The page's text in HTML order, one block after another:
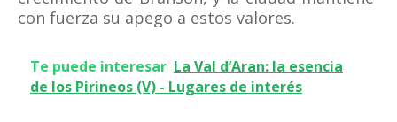
con fuerza su apego a estos valores.
Te puede interesar La Val d’Aran: la esencia
de los Pirineos (V) - Lugares de interés